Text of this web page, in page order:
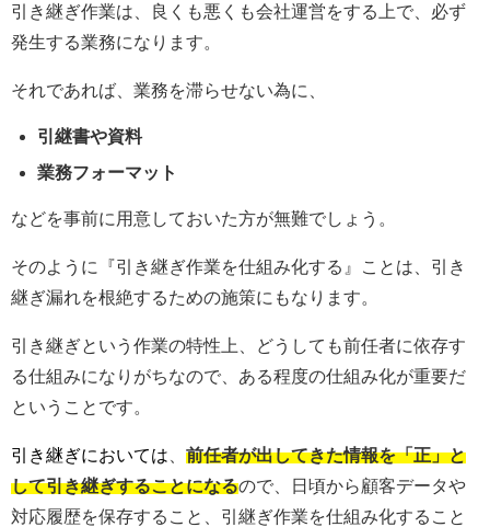
引き継ぎ作業は、良くも悪くも会社運営をする上で、必ず
発生する業務になります。
それであれば、業務を滞らせない為に、
引継書や資料
業務フォーマット
などを事前に用意しておいた方が無難でしょう。
そのように『引き継ぎ作業を仕組み化する』ことは、引き
継ぎ漏れを根絶するための施策にもなります。
引き継ぎという作業の特性上、どうしても前任者に依存す
る仕組みになりがちなので、ある程度の仕組み化が重要だ
ということです。
引き継ぎにおいては
前任者が出してきた情報を「正」と
して引き継ぎすることになるので、日頃から顧客データや
対応履歴を保存すること、引継ぎ作業を仕組み化すること